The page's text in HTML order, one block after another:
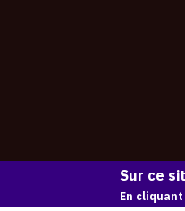
Sur ce
En